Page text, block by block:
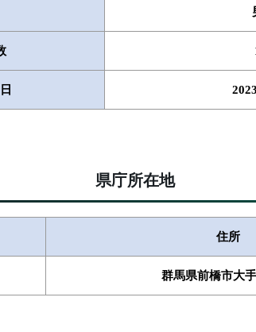
県庁所在地
住所
群馬県前橋市大